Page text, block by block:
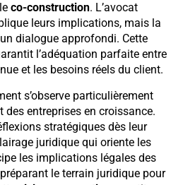
co-construction. L’avocat
leurs implications, mais la
dialogue approfondi. Cette
l’adéquation parfaite entre
et les besoins réels du client.
s’observe particulièrement
des entreprises en croissance.
stratégiques dès leur
juridique qui oriente les
les implications légales des
le terrain juridique pour